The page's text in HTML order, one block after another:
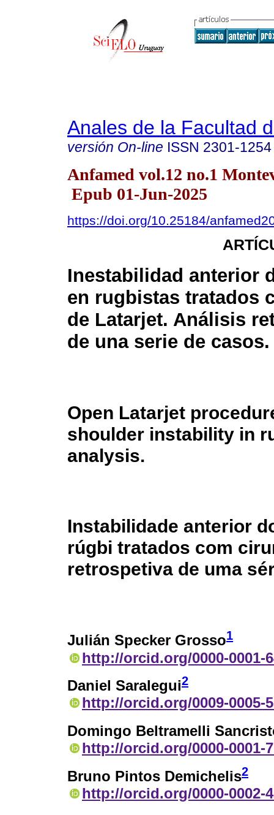
Anales de la Facultad
versión On-line ISSN 2301-1254
Anfamed vol.12 no.1
Epub 01-Jun-2025
https://doi.org/10.25184/
Inestabilidad anterior
en rugbistas tratados
de Latarjet. Análisis
de una serie de casos.
Open Latarjet
shoulder instability in
analysis.
Instabilidade anterior
rúgbi tratados com
retrospetiva de uma
Julián Specker Grosso1
http://orcid.org/0000-0001-
Daniel Saralegui2
http://orcid.org/0009-0005-
Domingo Beltramelli
http://orcid.org/0000-0001-
Bruno Pintos Demichelis2
http://orcid.org/0000-0002-